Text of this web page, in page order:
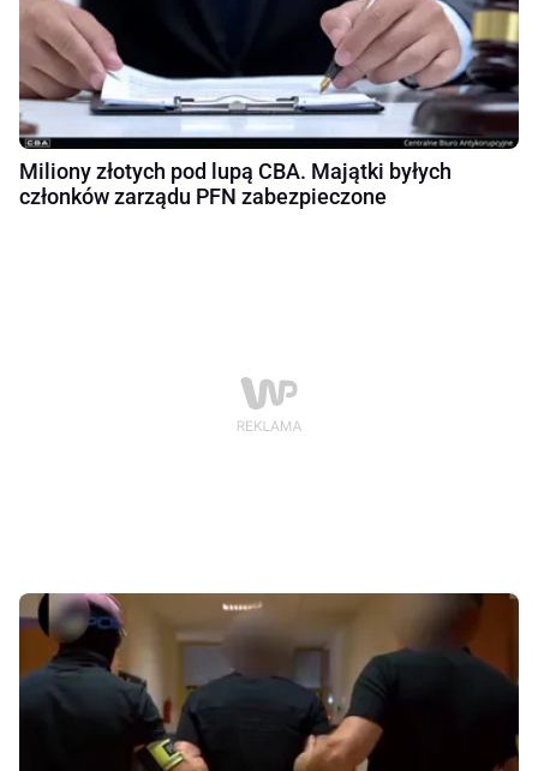
Miliony złotych pod lupą CBA. Majątki byłych
członków zarządu PFN zabezpieczone